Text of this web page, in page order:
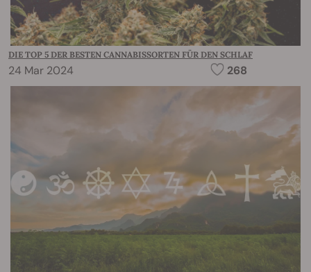
DIE TOP 5 DER BESTEN CANNABISSORTEN FÜR DEN SCHLAF
24 Mar 2024 268